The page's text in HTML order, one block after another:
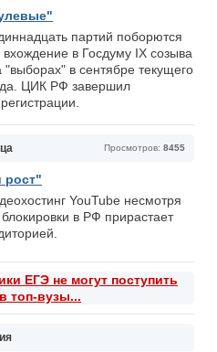
партий поборются
вхождение в Госдуму IX созыва
"выборах" в сентябре текущего
ЦИК РФ завершил
Просмотров: 8455
рост"
YouTube несмотря
в РФ прирастает
ЕГЭ не могут поступить
топ-вузы...